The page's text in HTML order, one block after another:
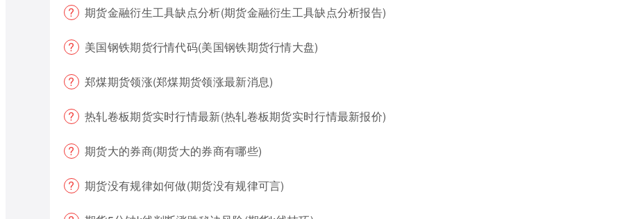
期货金融衍生工具缺点分析(期货金融衍生工具缺点分析报告)
美国钢铁期货行情代码(美国钢铁期货行情大盘)
郑煤期货领涨(郑煤期货领涨最新消息)
热轧卷板期货实时行情最新(热轧卷板期货实时行情最新报价)
期货大的券商(期货大的券商有哪些)
期货没有规律如何做(期货没有规律可言)